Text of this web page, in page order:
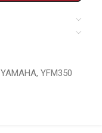
YAMAHA, YFM350